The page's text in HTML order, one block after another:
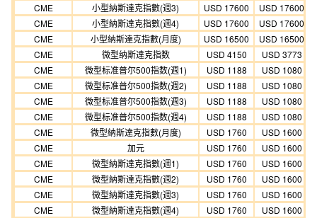
CME
小型納斯達克指數(週3) USD 17600
USD 17600
CME
小型納斯達克指數(週4) USD 17600
USD 17600
CME
小型納斯達克指數(月度) USD 16500
USD 16500
CME
微型纳斯達克指数 USD 4150
USD 3773
CME
微型标准普尔500指数(週1) USD 1188
USD 1080
CME
微型标准普尔500指数(週2) USD 1188
USD 1080
CME
微型标准普尔500指数(週3) USD 1188
USD 1080
CME
微型标准普尔500指数(週4) USD 1188
USD 1080
CME
微型納斯達克指數(月度) USD 1760
USD 1600
CME
加元 USD 1760
USD 1600
CME
微型納斯達克指數(週1) USD 1760
USD 1600
CME
微型納斯達克指數(週2) USD 1760
USD 1600
CME
微型納斯達克指數(週3) USD 1760
USD 1600
CME
微型納斯達克指數(週4) USD 1760 USD 1600